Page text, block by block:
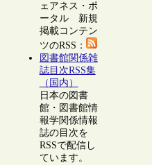
ェアネス・ポ
ータル 新規
掲載コンテン
ツのRSS：
図書館関係雑
誌目次RSS集
（国内）
日本の図書
館・図書館情
報学関係情報
誌の目次を
RSSで配信し
ています。